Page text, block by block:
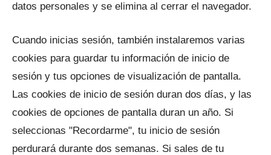
datos personales y se elimina al cerrar el navegador.
Cuando inicias sesión, también instalaremos varias
cookies para guardar tu información de inicio de
sesión y tus opciones de visualización de pantalla.
Las cookies de inicio de sesión duran dos días, y las
cookies de opciones de pantalla duran un año. Si
seleccionas "Recordarme", tu inicio de sesión
perdurará durante dos semanas. Si sales de tu